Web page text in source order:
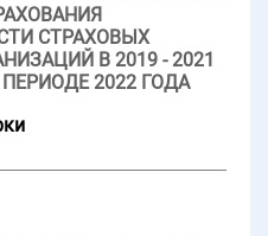
СТРАХОВЫХ
В 2019 - 2021
2022 ГОДА